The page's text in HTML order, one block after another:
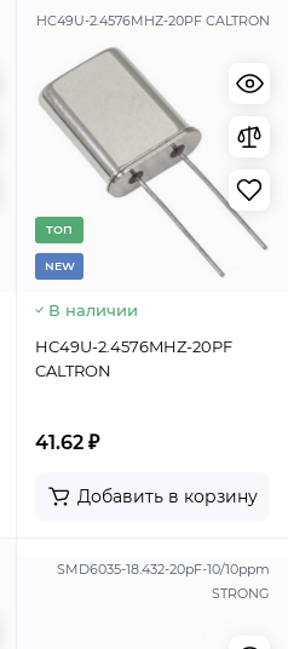
HC49U-2.4576MHZ-20PF CALTRON
TОП
NEW
В наличии
HC49U-2.4576MHZ-20PF
CALTRON
41.62 ₽
Добавить в корзину
SMD6035-18.432-20pF-10/10ppm
STRONG